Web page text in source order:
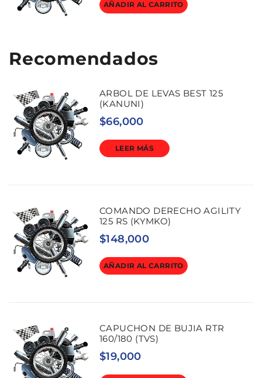
AÑADIR AL CARRITO
Recomendados
ARBOL DE LEVAS BEST 125
(KANUNI)
$66,000
LEER MÁS
COMANDO DERECHO AGILITY
125 RS (KYMKO)
$148,000
AÑADIR AL CARRITO
CAPUCHON DE BUJIA RTR
160/180 (TVS)
$19,000